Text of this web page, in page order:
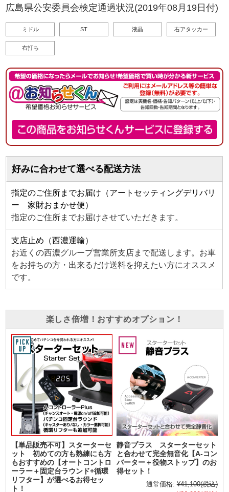
広島県公安委員会検定通過状況(2019年08月19日付)
ミドル ST 液晶 右アタッカー
右打ち
好みに合わせて選べる配送方法
指定のご住所までお届け（アートセッティングデリバリ
ー 家財おまかせ便）
指定のご住所までお届けさせていただきます。
支店止め（西濃運輸）
お近くの西濃グループ営業所支店まで配送します。お車
をお持ちの方・出来るだけ送料を抑えたい方にオススメ
です。
楽しさ倍増！おすすめオプション！
【単品販売不可】スターターセ
ット 初めての方も熟練にも方
もおすすめの【オートコントロ
ーラー＋固定台ラウンド+循環
リフター】が選べるお得セッ
ト！
静音プラス スターターセット
と合わせて完全無音化【A-コン
バーター＋役物ストップ】のお
得セット！
通常価格: ¥41,100(税込)